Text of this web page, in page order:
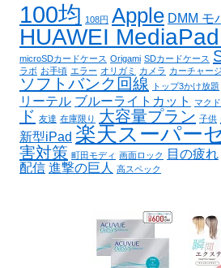
100均 108円 Apple DMM モ
HUAWEI
microSDカードケース Origami SDカードケース
ラボ お手頃 エラー オリガミ カメラ カーチャー
ソフトバンク回線 トップ3かけ放題
リーテル ブルーライトカット マク
ド 友達 在庫限り 大容量プラン 子供
新型iPad 楽天スーパー
害対策 町田モディ 画面ロック 目の疲れ
配信 進撃の巨人 高スペック